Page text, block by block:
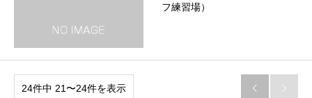
フ練習場）
24件中 21〜24件を表示  